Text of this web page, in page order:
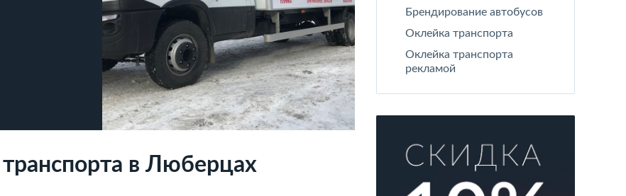
транспорта в Люберцах
Брендирование автобусов
Оклейка транспорта
Оклейка транспорта
рекламой